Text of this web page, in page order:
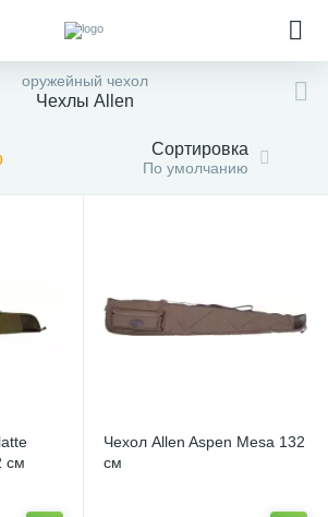
оружейный чехол
Чехлы Allen
Сортировка
По умолчанию
см
Чехол Allen Aspen Mesa 132
см